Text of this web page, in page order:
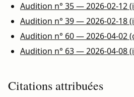
Audition n° 35 — 2026-02-12
Audition n° 39 — 2026-02-18
Audition n° 60 — 2026-04-02
Audition n° 63 — 2026-04-08
Citations attribuées